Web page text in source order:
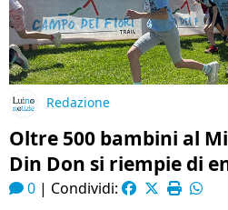
Redazione
Oltre 500 bambini al
Din Don si riempie di
0 | Condividi: